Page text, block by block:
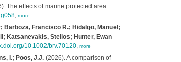
The effects of marine protected area
, more
Barboza, Francisco R.; Hidalgo, Manuel;
Katsanevakis, Stelios; Hunter, Ewan
10.1002/brv.70120, more
I.; Poos, J.J.(2026). A comparison of